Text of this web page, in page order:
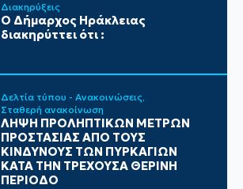
Διακηρύξεις
Ο Δήμαρχος Ηράκλειας
διακηρύττει ότι :
Δελτία τύπου - Ανακοινώσεις
Σταθερή ανακοίνωση
ΛΗΨΗ ΠΡΟΛΗΠΤΙΚΩΝ ΜΕΤΡΩΝ
ΠΡΟΣΤΑΣΙΑΣ ΑΠΟ ΤΟΥΣ
ΚΙΝΔΥΝΟΥΣ ΤΩΝ ΠΥΡΚΑΓΙΩΝ
ΚΑΤΑ ΤΗΝ ΤΡΕΧΟΥΣΑ ΘΕΡΙΝΗ
ΠΕΡΙΟΔΟ